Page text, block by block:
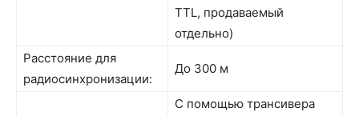
TTL, продаваемый
отдельно)
Расстояние для
радиосинхронизации:
До 300 м
С помощью трансивера